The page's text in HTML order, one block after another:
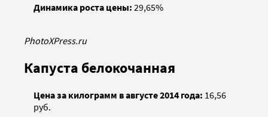
Динамика роста цены: 29,65%
PhotoXPress.ru
Капуста белокочанная
Цена за килограмм в августе 2014 года: 16,56
руб.